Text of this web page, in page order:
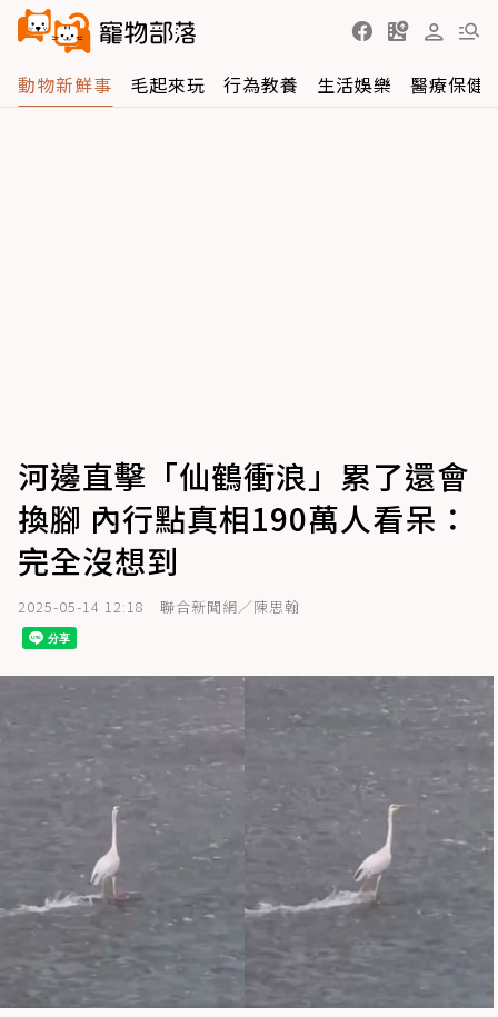
動物新鮮事 毛起來玩 行為教養 生活娛樂 醫療保健
河邊直擊「仙鶴衝浪」累了還會
換腳 內行點真相190萬人看呆：
完全沒想到
2025-05-14 12:18 聯合新聞網／陳思翰